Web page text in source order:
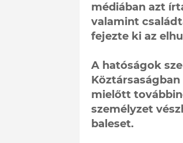
médiában azt
valamint
fejezte ki az
A hatóságok
mielőtt
személyzet
baleset.